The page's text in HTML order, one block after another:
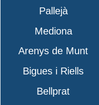
Pallejà
Mediona
Arenys de Munt
Bigues i Riells
Bellprat